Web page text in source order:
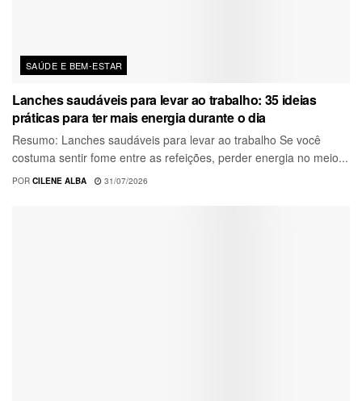
SAÚDE E BEM-ESTAR
Lanches saudáveis para levar ao trabalho: 35 ideias
práticas para ter mais energia durante o dia
Resumo: Lanches saudáveis para levar ao trabalho Se você
costuma sentir fome entre as refeições, perder energia no meio...
POR CILENE ALBA 31/07/2026